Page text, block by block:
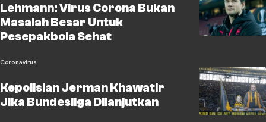
Lehmann: Virus Corona Bukan
Masalah Besar Untuk
Pesepakbola Sehat
Coronavirus
Kepolisian Jerman Khawatir
Jika Bundesliga Dilanjutkan